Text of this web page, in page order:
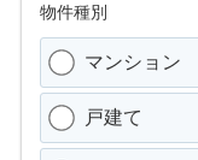
物件種別
マンション
戸建て